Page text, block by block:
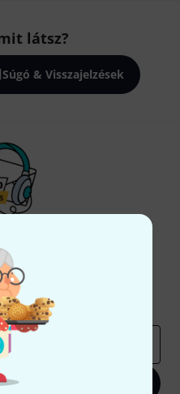
látsz?
Súgó & Visszajelzések
hírlevelére, és kis
50egyenként
Akciók